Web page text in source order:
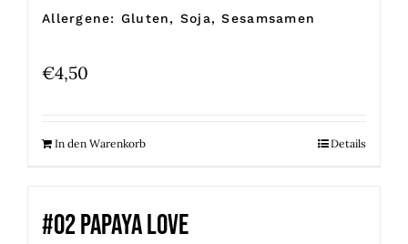
Allergene: Gluten, Soja, Sesamsamen
€4,50
In den Warenkorb Details
#02 PAPAYA LOVE